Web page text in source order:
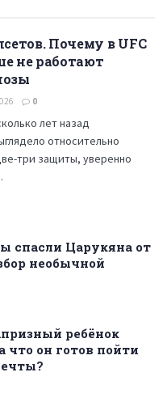
Почему в UFC
не работают
0
лет назад
относительно
три защиты, уверенно
спасли Царукяна от
необычной
ребёнок
что он готов пойти